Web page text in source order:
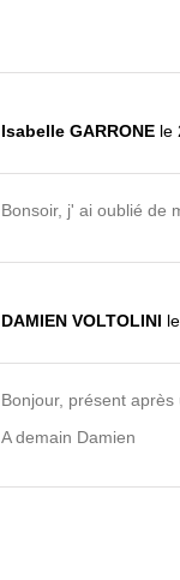
Isabelle GARRONE le
Bonsoir, j' ai oublié de
DAMIEN VOLTOLINI
Bonjour, présent après
A demain Damien